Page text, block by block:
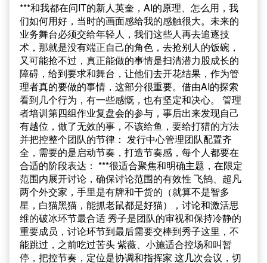
***和我都在问IT的新人英奎，AI的原理、怎么用，我
们如何用好，当时的画面感给我的感触很大。未来的
业务舞台必须交给年轻人，我们这些人再去追逐技
术，那就是没有端正自己的角色，去抢别人的饭碗，
又可能抢不过，真正能做的事情是扫清潜力股成长的
障碍，给到要求和舞台，让他们去开花结果，作为管
理者真的要做的事情，这部分很重要。借由AI的探索
看到几个行为，有一些感慨，也有坚定和决心。 管理
者培训第四组作业复盘会的参与，事后出来发现自己
有越位，做了无效的事，不该给鱼，要给打猎的方法
并把控整个团队的节律： 发行中心管理团队配置齐
全，需要的是启动节奏，打造节奏感，每个人都要在
合适的阶段表达： ***很适合聚焦和明确主题，在限定
范围内展开讨论，确保讨论范围的有效性 飞鹄、超凡
两个外交家，手里是有牌和干货的（就算不是智多
星，白猫黑猫，能抓老鼠都是好猫），讨论和激活思
维的破冰环节最合适 秀子是团队的审视和保持冷静的
重要成员，讨论环节到最后需要交棒到秀子这里，不
能跳过，之前吃过苦头 紫薇、小施适合控场和叫暂
停，把控节奏，定位是协调和指挥家 这几次会议，切